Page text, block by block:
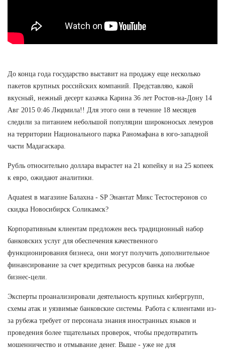
До конца года государство выставит на продажу еще несколько
пакетов крупных российских компаний. Представляю, какой
вкусный, нежный десерт казачка Карина 36 лет Ростов-на-Дону 14
Авг 2015 0:46 Людмила!! Для этого они в течение 18 месяцев
следили за питанием небольшой популяции широконосых лемуров
на территории Национального парка Раномафана в юго-западной
части Мадагаскара.
Рубль относительно доллара вырастет на 21 копейку и на 25 копеек
к евро, ожидают аналитики.
Aquatest в магазине Балахна - SP Энантат Микс Тестостеронов со
скидка Новосибирск Соликамск?
Корпоративным клиентам предложен весь традиционный набор
банковских услуг для обеспечения качественного
функционирования бизнеса, они могут получить дополнительное
финансирование за счет кредитных ресурсов банка на любые
бизнес-цели.
Эксперты проанализировали деятельность крупных кибергрупп,
схемы атак и уязвимые банковские системы. Работа с клиентами из-
за рубежа требует от персонала знания иностранных языков и
проведения более тщательных проверок, чтобы предотвратить
мошенничество и отмывание денег. Выше - уже не для